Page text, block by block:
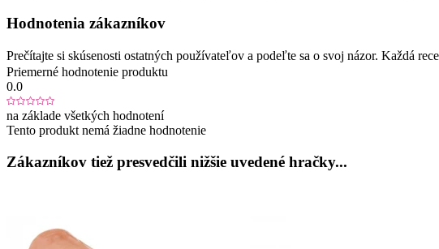
Hodnotenia zákazníkov
Prečítajte si skúsenosti ostatných používateľov a podeľte sa o svoj názor. Každá
Priemerné hodnotenie produktu
0.0
na základe všetkých hodnotení
Tento produkt nemá žiadne hodnotenie
Zákazníkov tiež presvedčili nižšie uvedené hračky...